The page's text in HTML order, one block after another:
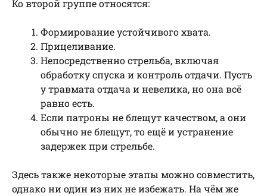
Ко второй группе относятся:
Формирование устойчивого хвата.
Прицеливание.
Непосредственно стрельба, включая
обработку спуска и контроль отдачи. Пусть
у травмата отдача и невелика, но она всё
равно есть.
Если патроны не блещут качеством, а они
обычно не блещут, то ещё и устранение
задержек при стрельбе.
Здесь также некоторые этапы можно совместить,
однако ни один из них не избежать. На чём же